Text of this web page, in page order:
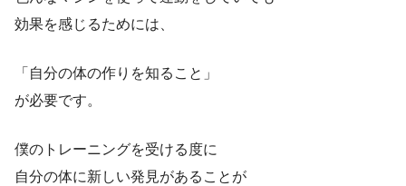
効果を感じるためには、
「自分の体の作りを知ること」
が必要です。
僕のトレーニングを受ける度に
自分の体に新しい発見があることが